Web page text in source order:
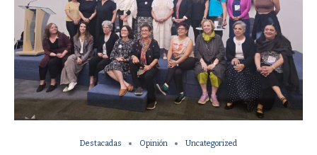
Destacadas Opinión Uncategorized